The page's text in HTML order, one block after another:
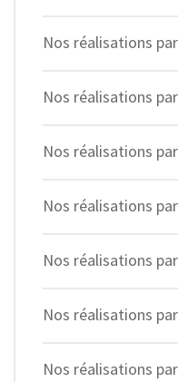
Nos réalisations
Nos réalisations
Nos réalisations
Nos réalisations
Nos réalisations
Nos réalisations
Nos réalisations